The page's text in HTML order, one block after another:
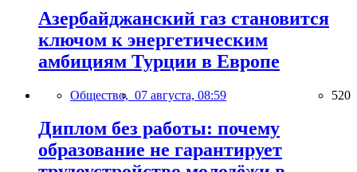
Азербайджанский газ становится
ключом к энергетическим
амбициям Турции в Европе
Общество, 07 августа, 08:59 520
Диплом без работы: почему
образование не гарантирует